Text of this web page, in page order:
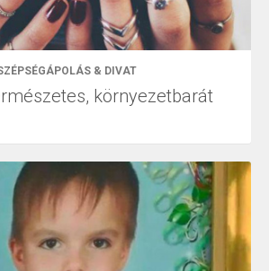
& DIVAT
környezetbarát